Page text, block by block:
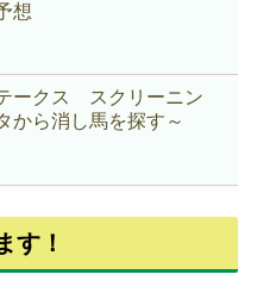
想
ークス スクリーニン
ら消し馬を探す～
す！